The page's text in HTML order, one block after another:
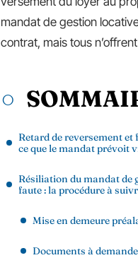
mandat de gestion
contrat, mais tous
Retard de reversement
ce que le mandat prévoit
Résiliation du mandat de
faute : la procédure à
Mise en demeure
Documents à